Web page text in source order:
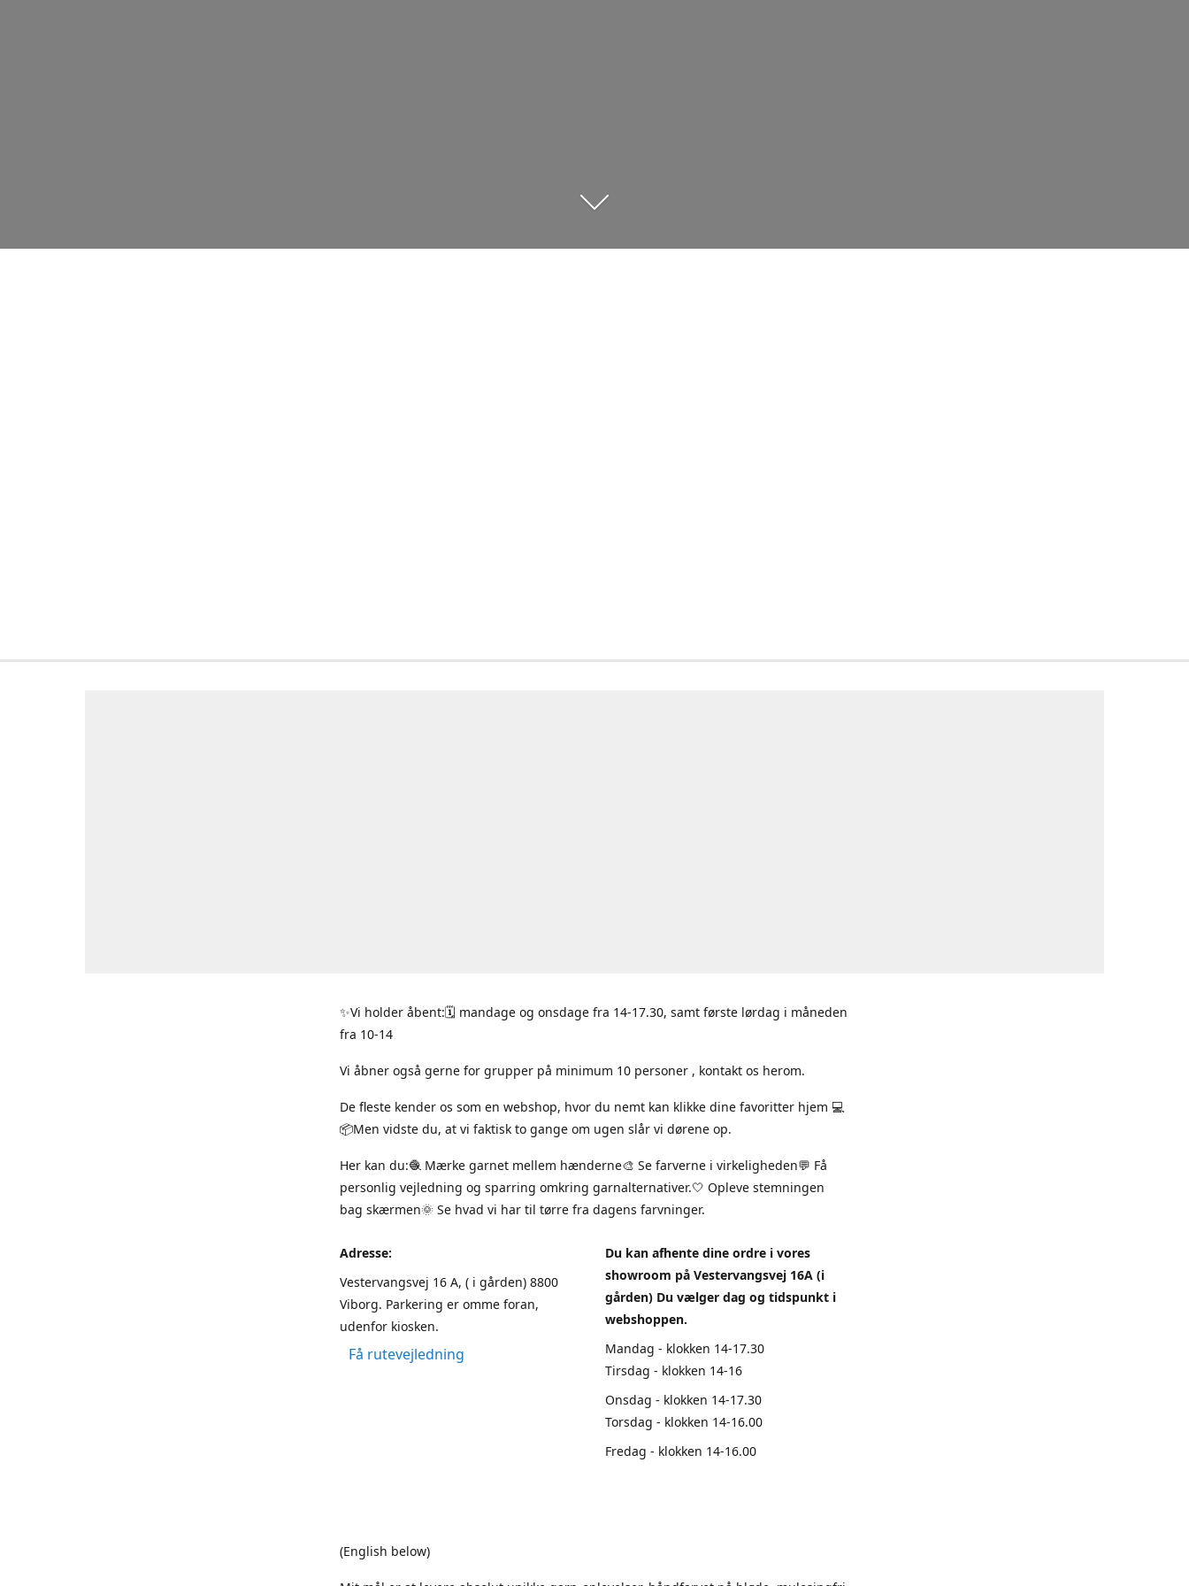
✨Vi holder åbent:🗓 mandage og onsdage fra 14-17.30, samt første lørdag i måneden
fra 10-14
Vi åbner også gerne for grupper på minimum 10 personer , kontakt os herom.
De fleste kender os som en webshop, hvor du nemt kan klikke dine favoritter hjem 💻
📦Men vidste du, at vi faktisk to gange om ugen slår vi dørene op.
Her kan du:🧶 Mærke garnet mellem hænderne🎨 Se farverne i virkeligheden💬 Få
personlig vejledning og sparring omkring garnalternativer.🤍 Opleve stemningen
bag skærmen🌞 Se hvad vi har til tørre fra dagens farvninger.
Adresse:
Vestervangsvej 16 A, ( i gården) 8800
Viborg. Parkering er omme foran,
udenfor kiosken.
Få rutevejledning
Du kan afhente dine ordre i vores
showroom på Vestervangsvej 16A (i
gården) Du vælger dag og tidspunkt i
webshoppen.
Mandag - klokken 14-17.30
Tirsdag - klokken 14-16
Onsdag - klokken 14-17.30
Torsdag - klokken 14-16.00
Fredag - klokken 14-16.00
(English below)